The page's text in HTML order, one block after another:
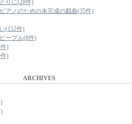
りに(28件)
アノのための未完成の戯曲(35件)
(152件)
ープル(8件)
)
)
ARCHIVES